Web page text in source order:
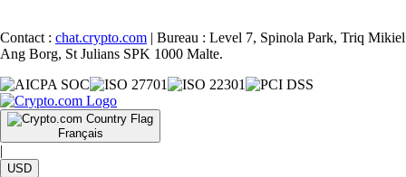
Contact : chat.crypto.com | Bureau : Level 7, Spinola Park, Triq Mikiel
Ang Borg, St Julians SPK 1000 Malte.
Français
|
USD